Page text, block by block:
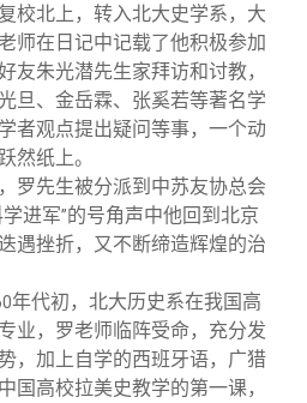
校北上，转入北大史学系，大
师在日记中记载了他积极参加
友朱光潜先生家拜访和讨教，
旦、金岳霖、张奚若等著名学
者观点提出疑问等事，一个动
然纸上。
罗先生被分派到中苏友协总会
进军”的号角声中他回到北京
遇挫折，又不断缔造辉煌的治
年代初，北大历史系在我国高
业，罗老师临阵受命，充分发
，加上自学的西班牙语，广猎
国高校拉美史教学的第一课，